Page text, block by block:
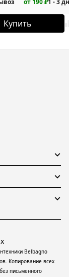
Купить
Belbagno
Копирование всех
письменного